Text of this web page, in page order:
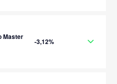
Master
-3,12%